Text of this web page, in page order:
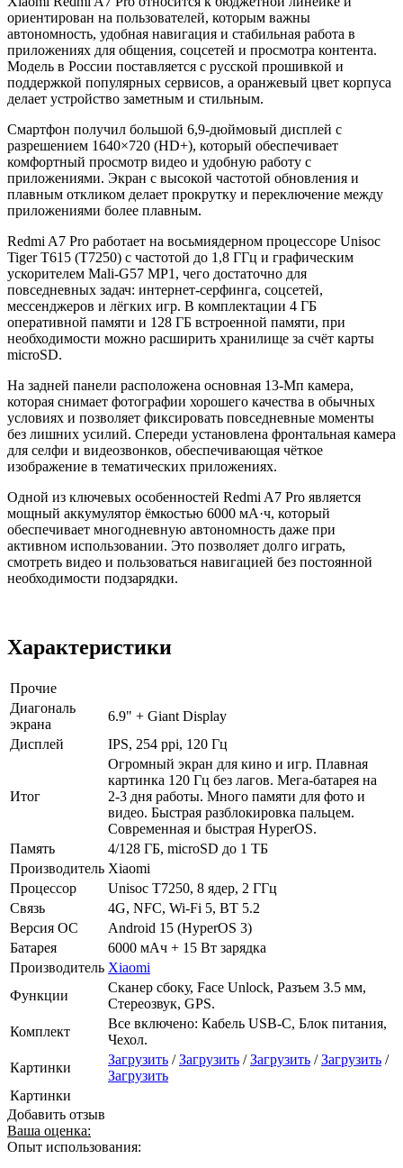
ориентирован на пользователей, которым важны
автономность, удобная навигация и стабильная работа в
приложениях для общения, соцсетей и просмотра контента.
Модель в России поставляется с русской прошивкой и
поддержкой популярных сервисов, а оранжевый цвет корпуса
делает устройство заметным и стильным.
Смартфон получил большой 6,9‑дюймовый дисплей с
разрешением 1640×720 (HD+), который обеспечивает
комфортный просмотр видео и удобную работу с
приложениями. Экран с высокой частотой обновления и
плавным откликом делает прокрутку и переключение между
приложениями более плавным.
Redmi A7 Pro работает на восьмиядерном процессоре Unisoc
Tiger T615 (T7250) с частотой до 1,8 ГГц и графическим
ускорителем Mali‑G57 MP1, чего достаточно для
повседневных задач: интернет‑серфинга, соцсетей,
мессенджеров и лёгких игр. В комплектации 4 ГБ
оперативной памяти и 128 ГБ встроенной памяти, при
необходимости можно расширить хранилище за счёт карты
microSD.
На задней панели расположена основная 13‑Мп камера,
которая снимает фотографии хорошего качества в обычных
условиях и позволяет фиксировать повседневные моменты
без лишних усилий. Спереди установлена фронтальная камера
для селфи и видеозвонков, обеспечивающая чёткое
изображение в тематических приложениях.
Одной из ключевых особенностей Redmi A7 Pro является
мощный аккумулятор ёмкостью 6000 мА·ч, который
обеспечивает многодневную автономность даже при
активном использовании. Это позволяет долго играть,
смотреть видео и пользоваться навигацией без постоянной
необходимости подзарядки.
Характеристики
Прочие
Диагональ
экрана
6.9" + Giant Display
Дисплей
IPS, 254 ppi, 120 Гц
Итог
Огромный экран для кино и игр. Плавная
картинка 120 Гц без лагов. Мега-батарея на
2-3 дня работы. Много памяти для фото и
видео. Быстрая разблокировка пальцем.
Современная и быстрая HyperOS.
Память
4/128 ГБ, microSD до 1 ТБ
Производитель Xiaomi
Процессор
Unisoc T7250, 8 ядер, 2 ГГц
Связь
4G, NFC, Wi-Fi 5, BT 5.2
Версия ОС
Android 15 (HyperOS 3)
Батарея
6000 мАч + 15 Вт зарядка
Производитель Xiaomi
Функции
Сканер сбоку, Face Unlock, Разъем 3.5 мм,
Стереозвук, GPS.
Комплект
Все включено: Кабель USB-C, Блок питания,
Чехол.
Картинки
Загрузить /Загрузить /Загрузить /Загрузить /
Загрузить
Картинки
Добавить отзыв
Ваша оценка:
Опыт использования: